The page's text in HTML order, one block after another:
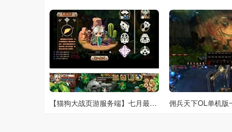
【猫狗大战页游服务端】七月最新超萌网页游戏一键安装修复端带星力+元宝无错运行